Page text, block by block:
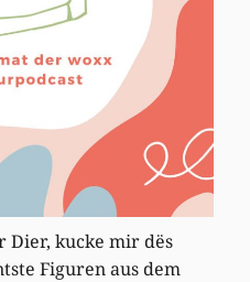
kucke mir dës
Figuren aus dem